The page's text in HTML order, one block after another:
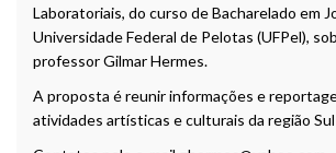
Laboratoriais, do curso de Bacharelado em
Universidade Federal de Pelotas (UFPel),
professor Gilmar Hermes.
A proposta é reunir informações e
atividades artísticas e culturais da região